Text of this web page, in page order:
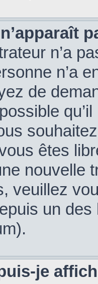
n’a
n’a
de
êtes
nouvelle
veuillez
un
je